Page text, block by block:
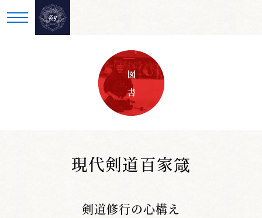
図 書
現代剣道百家箴
剣道修行の心構え